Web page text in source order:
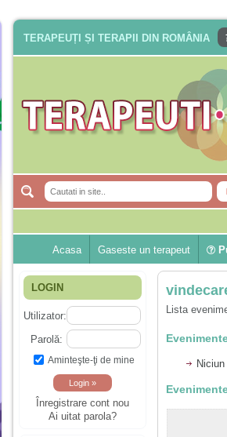
TERAPEUȚI ȘI TERAPII DIN ROMÂNIA
Acasa Gaseste un terapeut
LOGIN
Utilizator:
Parolă:
Aminteşte-ţi de mine
Înregistrare cont nou
Ai uitat parola?
Lista